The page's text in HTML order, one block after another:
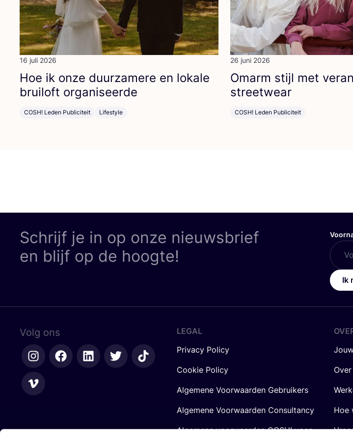
16 juli 2026
Hoe ik onze duur­za­me­re en loka­le
brui­loft organiseerde
COSH! Leden Publiciteit Lifestyle
26 juni 2026
Omarm stijl met
streetwear
COSH! Leden Publiciteit
Schrijf je in op onze nieuwsbrief
en blijf op de hoogte!
Ik
Volg ons
LEGAL
Privacy Policy
Cookie Policy
Algemene Voorwaarden Gebruikers
Algemene Voorwaarden Consultancy
Algemene voorwaarden COSH! voor
Hoe